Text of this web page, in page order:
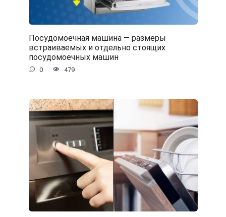
Посудомоечная машина — размеры
встраиваемых и отдельно стоящих
посудомоечных машин
0 479